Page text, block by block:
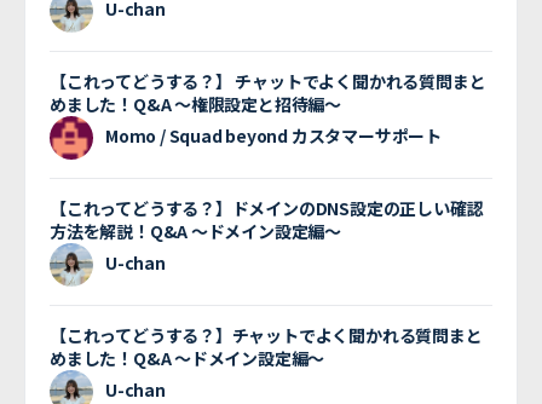
U-chan
【これってどうする？】 チャットでよく聞かれる質問まと
めました！Q&A 〜権限設定と招待編〜
Momo / Squad beyond カスタマーサポート
【これってどうする？】ドメインのDNS設定の正しい確認
方法を解説！Q&A 〜ドメイン設定編〜
U-chan
【これってどうする？】チャットでよく聞かれる質問まと
めました！Q&A 〜ドメイン設定編〜
U-chan